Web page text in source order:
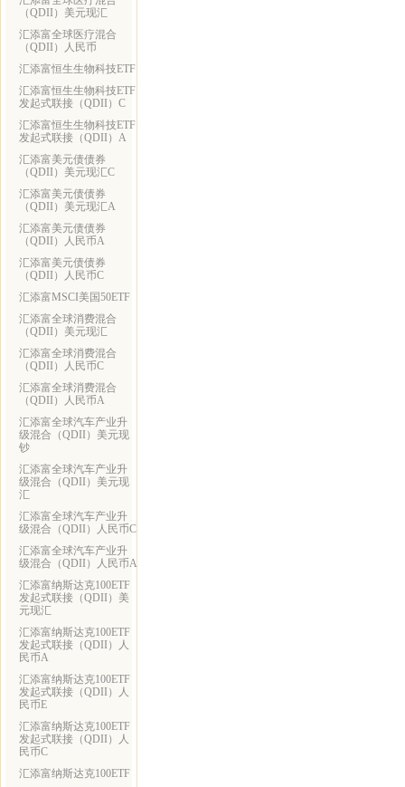
（QDII）美元现汇
汇添富全球医疗混合
（QDII）人民币
汇添富恒生生物科技ETF
汇添富恒生生物科技ETF
发起式联接（QDII）C
汇添富恒生生物科技ETF
发起式联接（QDII）A
汇添富美元债债券
（QDII）美元现汇C
汇添富美元债债券
（QDII）美元现汇A
汇添富美元债债券
（QDII）人民币A
汇添富美元债债券
（QDII）人民币C
汇添富MSCI美国50ETF
汇添富全球消费混合
（QDII）美元现汇
汇添富全球消费混合
（QDII）人民币C
汇添富全球消费混合
（QDII）人民币A
汇添富全球汽车产业升
级混合（QDII）美元现
钞
汇添富全球汽车产业升
级混合（QDII）美元现
汇
汇添富全球汽车产业升
级混合（QDII）人民币C
汇添富全球汽车产业升
级混合（QDII）人民币A
汇添富纳斯达克100ETF
发起式联接（QDII）美
元现汇
汇添富纳斯达克100ETF
发起式联接（QDII）人
民币A
汇添富纳斯达克100ETF
发起式联接（QDII）人
民币E
汇添富纳斯达克100ETF
发起式联接（QDII）人
民币C
汇添富纳斯达克100ETF